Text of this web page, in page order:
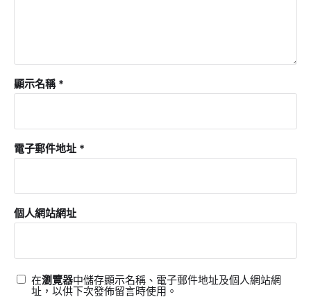
顯示名稱 *
電子郵件地址 *
個人網站網址
在瀏覽器中儲存顯示名稱、電子郵件地址及個人網站網
址，以供下次發佈留言時使用。